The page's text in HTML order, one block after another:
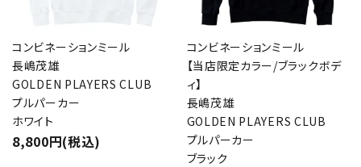
コンビネーションミール
長嶋茂雄
GOLDEN PLAYERS CLUB
プルパーカー
ホワイト
8,800円(税込)
コンビネーションミール
【当店限定カラー/ブラックボデ
ィ】
長嶋茂雄
GOLDEN PLAYERS CLUB
プルパーカー
ブラック